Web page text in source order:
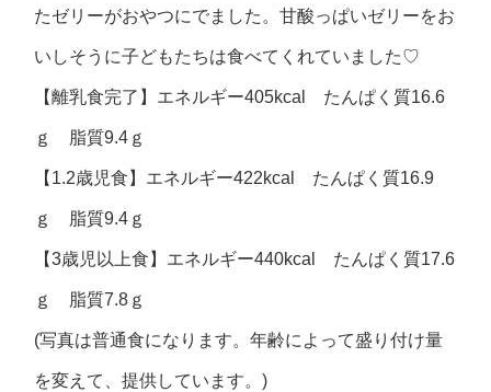
たゼリーがおやつにでました。甘酸っぱいゼリーをお
いしそうに子どもたちは食べてくれていました♡
【離乳食完了】エネルギー405kcal たんぱく質16.6
ｇ 脂質9.4ｇ
【1.2歳児食】エネルギー422kcal たんぱく質16.9
ｇ 脂質9.4ｇ
【3歳児以上食】エネルギー440kcal たんぱく質17.6
ｇ 脂質7.8ｇ
(写真は普通食になります。年齢によって盛り付け量
を変えて、提供しています。)